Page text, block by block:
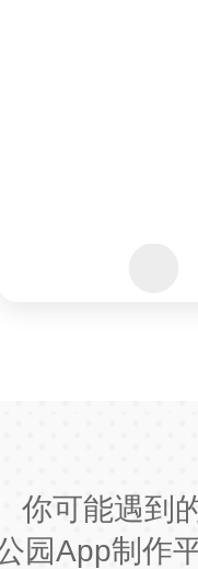
你可能遇到
园App制作